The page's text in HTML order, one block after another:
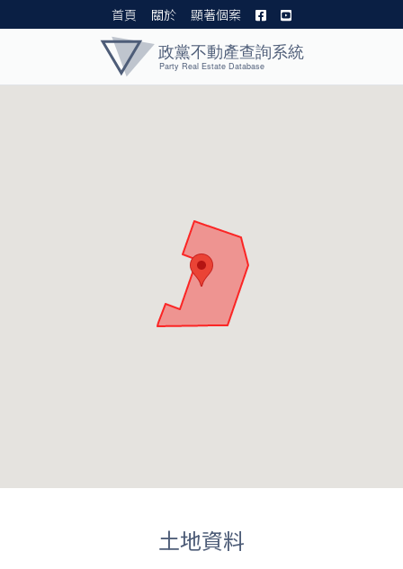
首頁 關於 顯著個案
土地資料